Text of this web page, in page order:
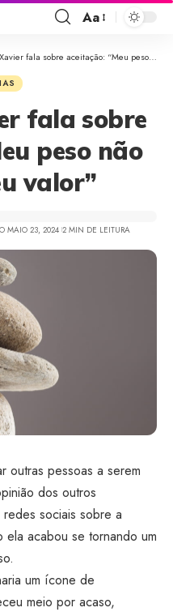
Aa
fala sobre aceitação: “Meu peso não define meu valor”
fala sobre
peso não
valor”
MAIO 23, 2024 2 MIN DE LEITURA
outras pessoas a serem
dos outros
sociais sobre a
acabou se tornando um
um ícone de
meio por acaso,